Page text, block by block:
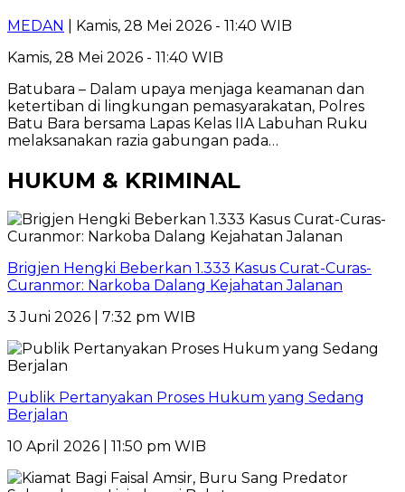
MEDAN
| Kamis, 28 Mei 2026 - 11:40 WIB
Kamis, 28 Mei 2026 - 11:40 WIB
Batubara – Dalam upaya menjaga keamanan dan
ketertiban di lingkungan pemasyarakatan, Polres
Batu Bara bersama Lapas Kelas IIA Labuhan Ruku
melaksanakan razia gabungan pada…
HUKUM & KRIMINAL
Brigjen Hengki Beberkan 1.333 Kasus Curat-Curas-
Curanmor: Narkoba Dalang Kejahatan Jalanan
3 Juni 2026 | 7:32 pm WIB
Publik Pertanyakan Proses Hukum yang Sedang
Berjalan
10 April 2026 | 11:50 pm WIB